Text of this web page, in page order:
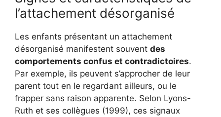
l’attachement désorganisé
Les enfants présentant un attachement
désorganisé manifestent souvent des
comportements confus et contradictoires.
Par exemple, ils peuvent s’approcher de leur
parent tout en le regardant ailleurs, ou le
frapper sans raison apparente. Selon Lyons-
Ruth et ses collègues (1999), ces signaux